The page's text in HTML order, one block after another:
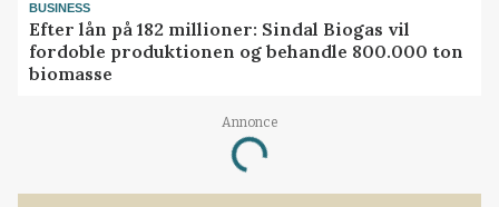
BUSINESS
Efter lån på 182 millioner: Sindal Biogas vil
fordoble produktionen og behandle 800.000 ton
biomasse
Annonce
Loading...